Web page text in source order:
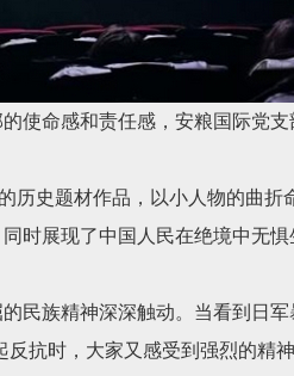
使命感和责任感，安粮国际党支
历史题材作品，以小人物的曲折
时展现了中国人民在绝境中无
民族精神深深触动。当看到日
抗时，大家又感受到强烈的精